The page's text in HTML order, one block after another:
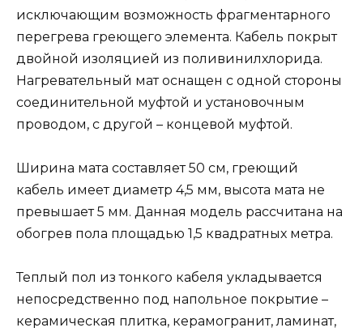
исключающим возможность фрагментарного
перегрева греющего элемента. Кабель покрыт
двойной изоляцией из поливинилхлорида.
Нагревательный мат оснащен с одной стороны
соединительной муфтой и установочным
проводом, с другой – концевой муфтой.
Ширина мата составляет 50 см, греющий
кабель имеет диаметр 4,5 мм, высота мата не
превышает 5 мм. Данная модель рассчитана на
обогрев пола площадью 1,5 квадратных метра.
Теплый пол из тонкого кабеля укладывается
непосредственно под напольное покрытие –
керамическая плитка, керамогранит, ламинат,